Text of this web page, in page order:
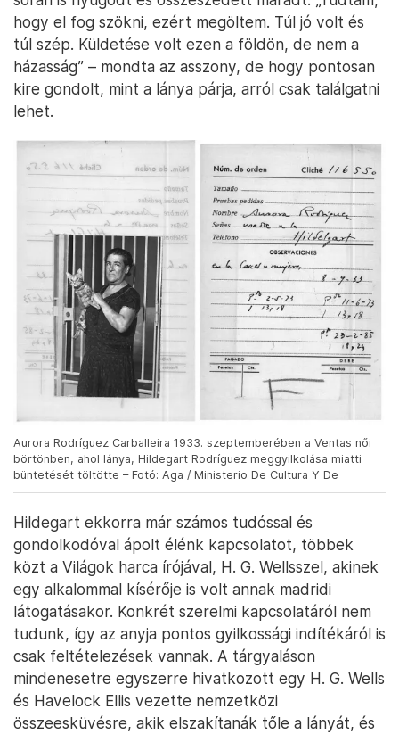
hogy el fog szökni, ezért megöltem. Túl jó volt és
túl szép. Küldetése volt ezen a földön, de nem a
házasság” – mondta az asszony, de hogy pontosan
kire gondolt, mint a lánya párja, arról csak találgatni
lehet.
Aurora Rodríguez Carballeira 1933. szeptemberében a Ventas női
börtönben, ahol lánya, Hildegart Rodríguez meggyilkolása miatti
büntetését töltötte – Fotó: Aga / Ministerio De Cultura Y De
Hildegart ekkorra már számos tudóssal és
gondolkodóval ápolt élénk kapcsolatot, többek
közt a Világok harca írójával, H. G. Wellsszel, akinek
egy alkalommal kísérője is volt annak madridi
látogatásakor. Konkrét szerelmi kapcsolatáról nem
tudunk, így az anyja pontos gyilkossági indítékáról is
csak feltételezések vannak. A tárgyaláson
mindenesetre egyszerre hivatkozott egy H. G. Wells
és Havelock Ellis vezette nemzetközi
összeesküvésre, akik elszakítanák tőle a lányát, és